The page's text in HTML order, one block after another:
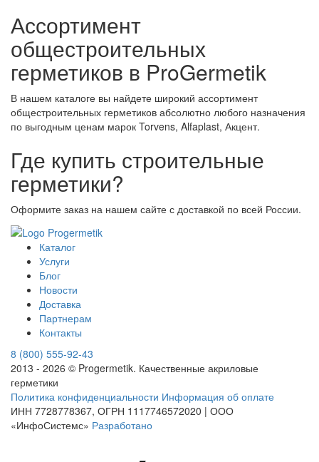
Ассортимент
общестроительных
герметиков в ProGermetik
В нашем каталоге вы найдете широкий ассортимент
общестроительных герметиков абсолютно любого назначения
по выгодным ценам марок Torvens, Alfaplast, Акцент.
Где купить строительные
герметики?
Оформите заказ на нашем сайте с доставкой по всей России.
Каталог
Услуги
Блог
Новости
Доставка
Партнерам
Контакты
8 (800) 555-92-43
2013 - 2026 © Progermetik. Качественные акриловые
герметики
Политика конфиденциальности Информация об оплате
ИНН 7728778367, ОГРН 1117746572020 | ООО
«ИнфоСистемс» Разработано